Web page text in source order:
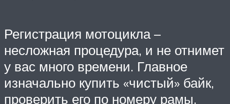
Регистрация мотоцикла –
несложная процедура, и не отнимет
у вас много времени. Главное
изначально купить «чистый» байк,
проверить его по номеру рамы,